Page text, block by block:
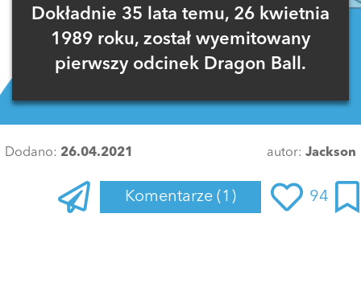
Dokładnie 35 lata temu, 26 kwietnia
1989 roku, został wyemitowany
pierwszy odcinek Dragon Ball.
Dodano: 26.04.2021 autor: Jackson
Komentarze (1) 94